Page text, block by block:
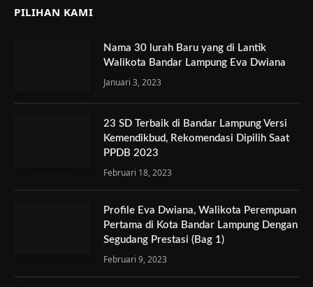
PILIHAN KAMI
Nama 30 lurah Baru yang di Lantik
Walikota Bandar Lampung Eva Dwiana
Januari 3, 2023
23 SD Terbaik di Bandar Lampung Versi
Kemendikbud, Rekomendasi Dipilih Saat
PPDB 2023
Februari 18, 2023
Profile Eva Dwiana, Walikota Perempuan
Pertama di Kota Bandar Lampung Dengan
Segudang Prestasi (Bag 1)
Februari 9, 2023